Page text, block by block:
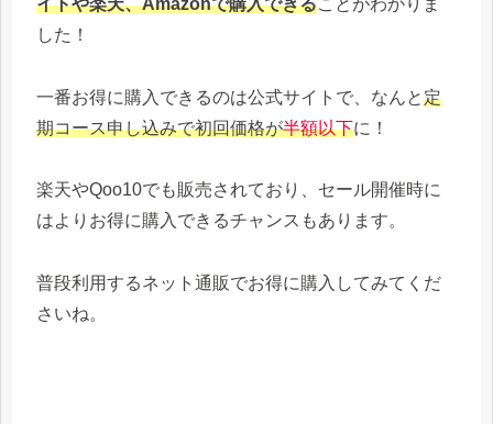
した！
一番お得に購入できるのは公式サイトで、なんと定
期コース申し込みで初回価格が半額以下に！
楽天やQoo10でも販売されており、セール開催時に
はよりお得に購入できるチャンスもあります。
普段利用するネット通販でお得に購入してみてくだ
さいね。